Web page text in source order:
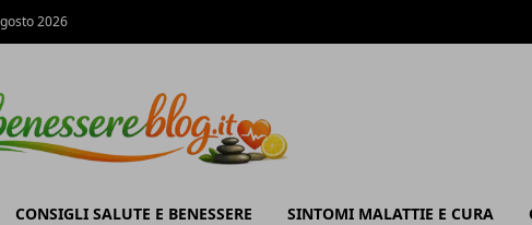
2026
CONSIGLI SALUTE E BENESSERE SINTOMI MALATTIE E CURA